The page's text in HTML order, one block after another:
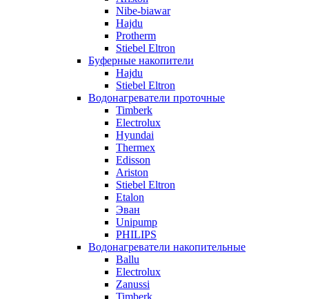
Nibe-biawar
Hajdu
Protherm
Stiebel Eltron
Буферные накопители
Hajdu
Stiebel Eltron
Водонагреватели проточные
Timberk
Electrolux
Hyundai
Thermex
Edisson
Ariston
Stiebel Eltron
Etalon
Эван
Unipump
PHILIPS
Водонагреватели накопительные
Ballu
Electrolux
Zanussi
Timberk